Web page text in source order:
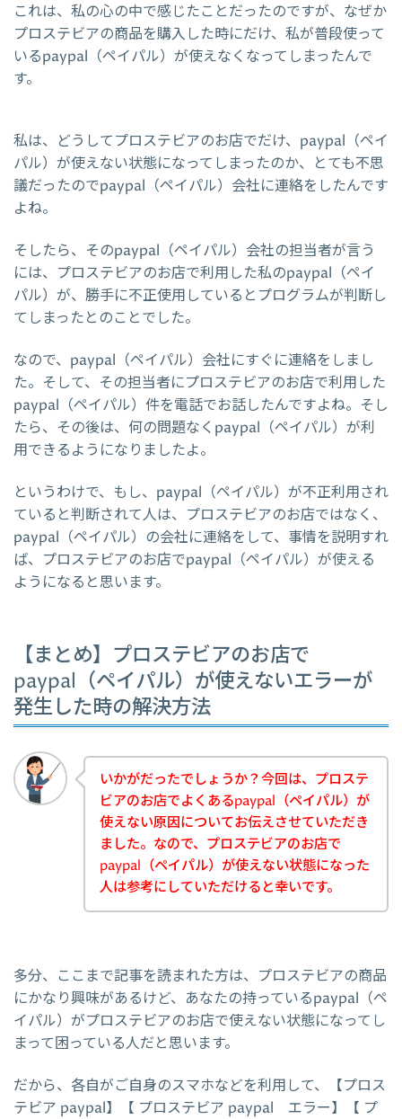
これは、私の心の中で感じたことだったのですが、なぜか
プロステビアの商品を購入した時にだけ、私が普段使って
いるpaypal（ペイパル）が使えなくなってしまったんで
す。
私は、どうしてプロステビアのお店でだけ、paypal（ペイ
パル）が使えない状態になってしまったのか、とても不思
議だったのでpaypal（ペイパル）会社に連絡をしたんです
よね。
そしたら、そのpaypal（ペイパル）会社の担当者が言う
には、プロステビアのお店で利用した私のpaypal（ペイ
パル）が、勝手に不正使用しているとプログラムが判断し
てしまったとのことでした。
なので、paypal（ペイパル）会社にすぐに連絡をしまし
た。そして、その担当者にプロステビアのお店で利用した
paypal（ペイパル）件を電話でお話したんですよね。そし
たら、その後は、何の問題なくpaypal（ペイパル）が利
用できるようになりましたよ。
というわけで、もし、paypal（ペイパル）が不正利用され
ていると判断されて人は、プロステビアのお店ではなく、
paypal（ペイパル）の会社に連絡をして、事情を説明すれ
ば、プロステビアのお店でpaypal（ペイパル）が使える
ようになると思います。
【まとめ】プロステビアのお店で
paypal（ペイパル）が使えないエラーが
発生した時の解決方法
いかがだったでしょうか？今回は、プロステ
ビアのお店でよくあるpaypal（ペイパル）が
使えない原因についてお伝えさせていただき
ました。なので、プロステビアのお店で
paypal（ペイパル）が使えない状態になった
人は参考にしていただけると幸いです。
多分、ここまで記事を読まれた方は、プロステビアの商品
にかなり興味があるけど、あなたの持っているpaypal（ペ
イパル）がプロステビアのお店で使えない状態になってし
まって困っている人だと思います。
だから、各自がご自身のスマホなどを利用して、【プロス
テビア paypal】【 プロステビア paypal エラー】【 プ